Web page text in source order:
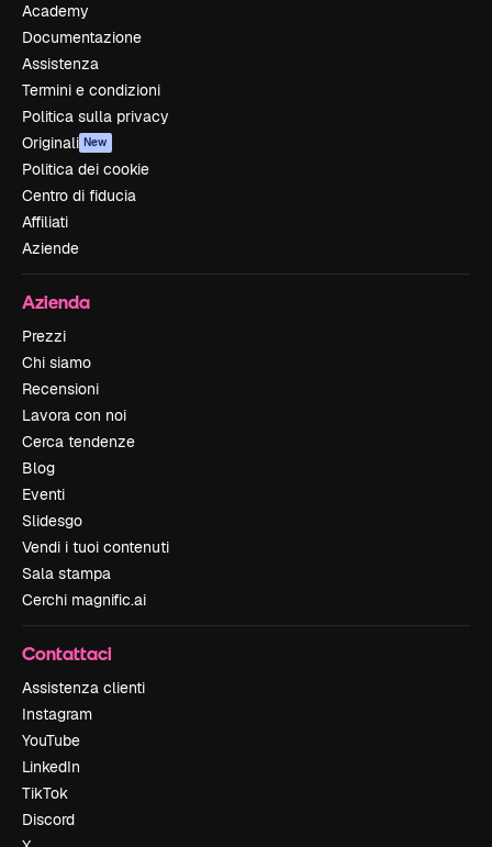
Academy
Documentazione
Assistenza
Termini e condizioni
Politica sulla privacy
Originali New
Politica dei cookie
Centro di fiducia
Affiliati
Aziende
Azienda
Prezzi
Chi siamo
Recensioni
Lavora con noi
Cerca tendenze
Blog
Eventi
Slidesgo
Vendi i tuoi contenuti
Sala stampa
Cerchi magnific.ai
Contattaci
Assistenza clienti
Instagram
YouTube
LinkedIn
TikTok
Discord